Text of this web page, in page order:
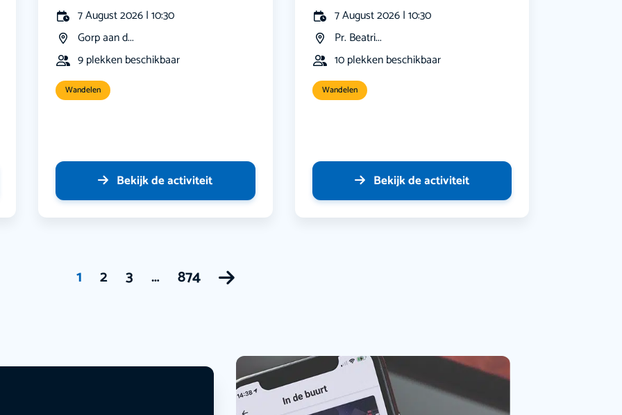
7 August 2026 | 10:30
Gorp aan d...
9 plekken beschikbaar
Wandelen
Bekijk de activiteit
7 August 2026 | 10:30
Pr. Beatri...
10 plekken beschikbaar
Wandelen
Bekijk de activiteit
1 2 3 … 874